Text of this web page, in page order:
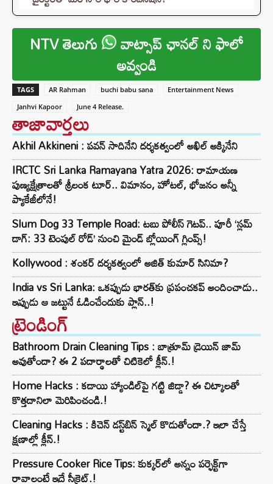
NTV తెలుగు వాట్సాప్ ఛానల్ ని ఫాలో
అవ్వండి
TAGS AR Rahman buchi babu sana
Entertainment News
Janhvi Kapoor
June 4 Release.
తాజావార్తలు
Akhil Akkineni : పవన్ సాదినేని దర్శకత్వంలో అఖిల్ అక్కినేని
IRCTC Sri Lanka Ramayana Yatra 2026: రామాయణ
పుణ్యక్షేత్రాలతో శ్రీలంక టూర్.. విమానం, హోటల్, భోజనం అన్నీ
ప్యాకేజీలోనే!
Slum Dog 33 Temple Road: టబు పోలీస్ గెటప్.. పూరీ ‘స్లమ్
డాగ్: 33 టెంపుల్ రోడ్’ నుంచి మైండ్ బ్లోయింగ్ గ్లింప్స్!
Kollywood : శంకర్ దర్శకత్వంలో అజిత్ కుమార్ సినిమా?
India vs Sri Lanka: ఒకప్పుడు భారత్‌కు ప్రపంచకప్ అందించాడు..
ఇప్పుడు ఆ జట్టునే ఓడించేందుకు ప్లాన్‌..!
ట్రెండింగ్‌
Bathroom Drain Cleaning Tips : బాత్రూమ్ డ్రెయిన్ జామ్
అవుతోందా? ఈ 2 పదార్థాలతో చిటికెలో క్లీన్.!
Home Hacks : కడాయి హ్యాండిల్‌పై గట్టి జిడ్డా? ఈ చిట్కాలతో
కొత్తదానిలా మెరిపించండి.!
Cleaning Hacks : కిచెన్ డస్ట్‌బిన్ స్మెల్ కొడుతోందా.? ఇలా చేస్తే
క్షణాల్లో క్లీన్.!
Pressure Cooker Rice Tips: కుక్కర్‌లో అన్నం పర్ఫెక్ట్‌గా
రావాలంటే ఇదే సీక్రెట్.!